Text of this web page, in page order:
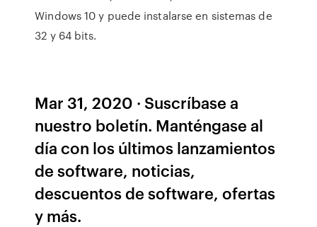
Windows 10 y puede instalarse en sistemas de
32 y 64 bits.
Mar 31, 2020 · Suscríbase a
nuestro boletín. Manténgase al
día con los últimos lanzamientos
de software, noticias,
descuentos de software, ofertas
y más.